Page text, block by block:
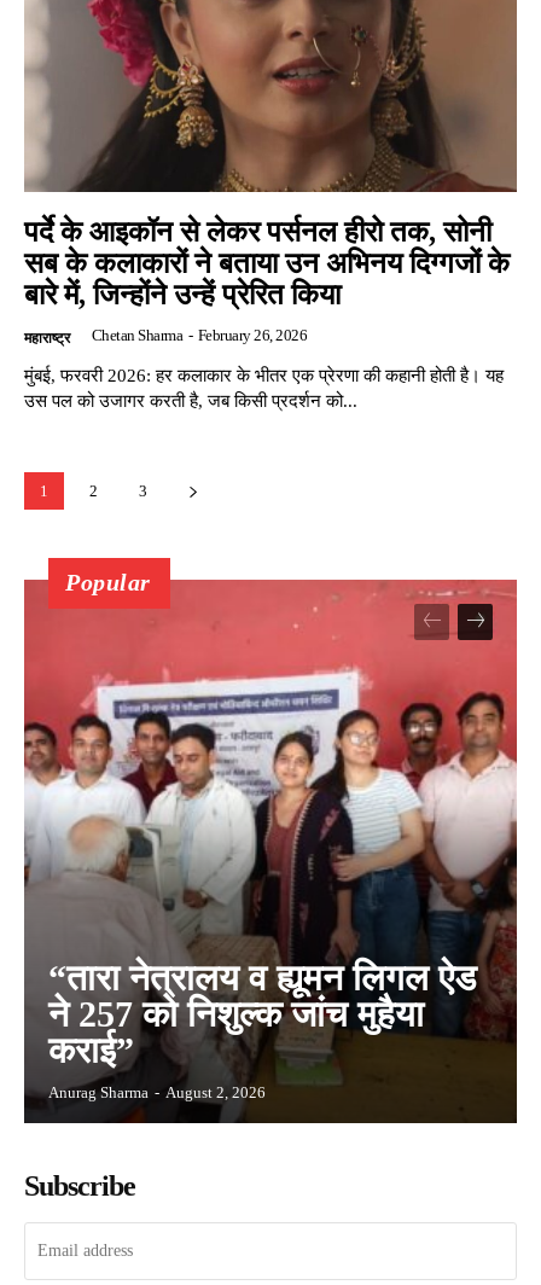
पर्दे के आइकॉन से लेकर पर्सनल हीरो तक, सोनी
सब के कलाकारों ने बताया उन अभिनय दिग्गजों के
बारे में, जिन्होंने उन्हें प्रेरित किया
महाराष्ट्र Chetan Sharma - February 26, 2026
मुंबई, फरवरी 2026: हर कलाकार के भीतर एक प्रेरणा की कहानी होती है। यह
उस पल को उजागर करती है, जब किसी प्रदर्शन को...
1 2 3
Popular
“तारा नेत्रालय व ह्यूमन लिगल ऐड
ने 257 को निशुल्क जांच मुहैया
कराई”
Anurag Sharma - August 2, 2026
Subscribe